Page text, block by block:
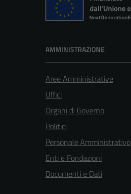
AMMINISTRAZIONE
Aree Amministrative
Uffici
Organi di Governo
Politici
Personale Amministrativo
Enti e Fondazioni
Documenti e Dati